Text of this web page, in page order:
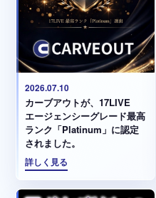
2026.07.10
カーブアウトが、17LIVE
エージェンシーグレード最高
ランク「Platinum」に認定
されました。
詳しく見る